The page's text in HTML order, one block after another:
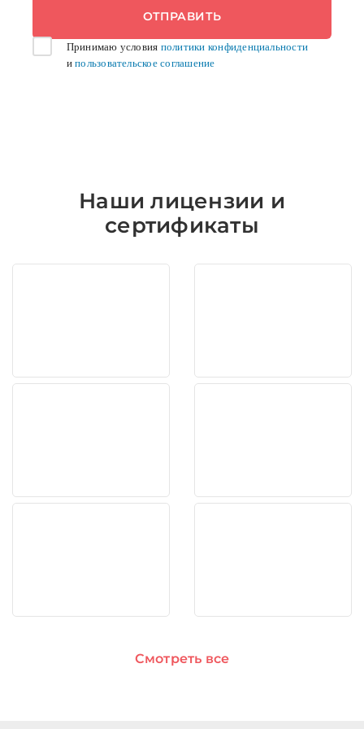
Принимаю условия политики конфиденциальности
ипользовательское соглашение
Наши лицензии и
сертификаты
Смотреть все